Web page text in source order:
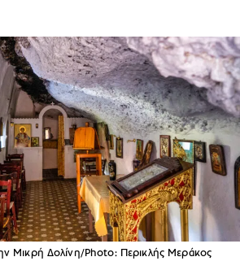
Μικρή Δολίνη/Photo: Περικλής Μεράκος